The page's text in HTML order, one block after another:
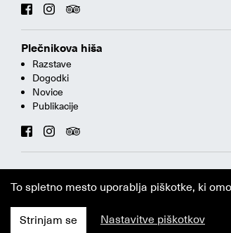
Plečnikova hiša
Razstave
Dogodki
Novice
Publikacije
To spletno mesto uporablja piškotke, ki
Strinjam se Nastavitve piškotkov